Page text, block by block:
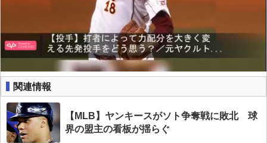
関連情報
【MLB】ヤンキースがソト争奪戦に敗北 球
界の盟主の看板が揺らぐ